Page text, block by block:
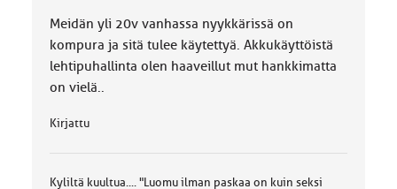
Meidän yli 20v vanhassa nyykkärissä on
kompura ja sitä tulee käytettyä. Akkukäyttöistä
lehtipuhallinta olen haaveillut mut hankkimatta
on vielä..
Kirjattu
Kyliltä kuultua.... "Luomu ilman paskaa on kuin seksi